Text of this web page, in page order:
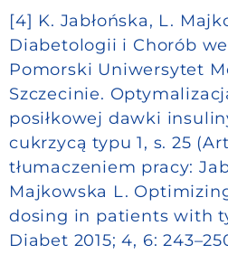
[4] K. Jabłońska, L.
Diabetologii i Chorób
Pomorski Uniwersytet
Szczecinie.
posiłkowej dawki
cukrzycą typu 1, s. 25
tłumaczeniem pracy:
Majkowska L.
dosing in patients with
Diabet 2015; 4, 6: